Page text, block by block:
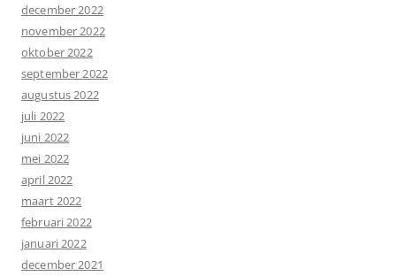
december 2022
november 2022
oktober 2022
september 2022
augustus 2022
juli 2022
juni 2022
mei 2022
april 2022
maart 2022
februari 2022
januari 2022
december 2021